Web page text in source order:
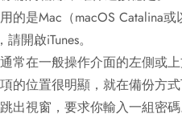
的是Mac（macOS Catalina
開啟iTunes。
常在一般操作介面的左側或上
的位置很明顯，就在備份方式
出視窗，要求你輸入一組密